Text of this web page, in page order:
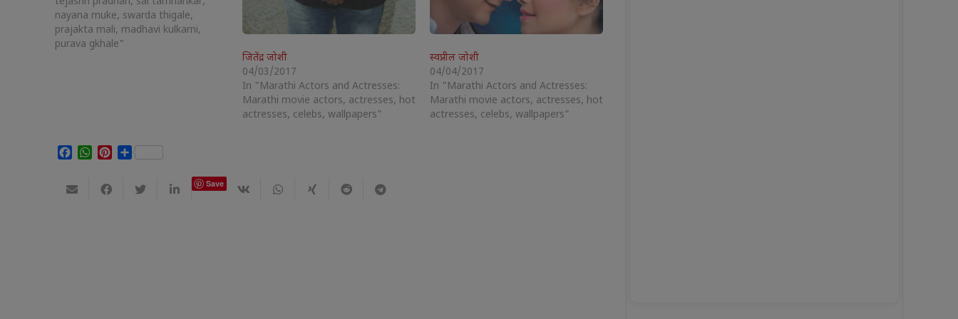
nayana muke, swarda thigale,
prajakta mali, madhavi kulkarni,
purava gkhale"
जितेंद्र जोशी
04/03/2017
In "Marathi Actors and Actresses:
Marathi movie actors, actresses, hot
actresses, celebs, wallpapers"
स्वप्नील जोशी
04/04/2017
In "Marathi Actors and Actresses:
Marathi movie actors, actresses, hot
actresses, celebs, wallpapers"
Facebook
WhatsApp
Pinterest
Share
Save